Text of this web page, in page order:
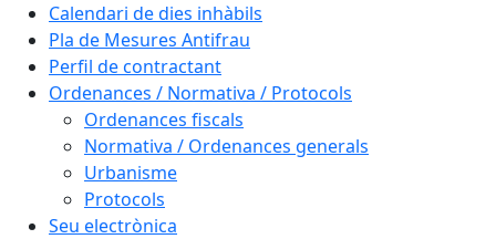
Calendari de dies inhàbils
Pla de Mesures Antifrau
Perfil de contractant
Ordenances / Normativa / Protocols
Ordenances fiscals
Normativa / Ordenances generals
Urbanisme
Protocols
Seu electrònica